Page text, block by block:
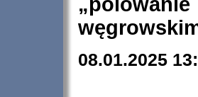
08.01.2025